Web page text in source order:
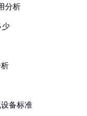
分析
少
备标准